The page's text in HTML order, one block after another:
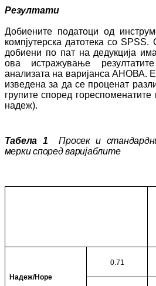
Резултати
Добиените податоци од
компјутерска датотека со SPSS.
добиени по пат на дедукција
ова истражување
анализата на варијанса
изведена за да се про­ценат
гру­пи­те според
надеж).
Табела 1
Просек и
мерки според варијаблите
Надеж/Hope
0.71